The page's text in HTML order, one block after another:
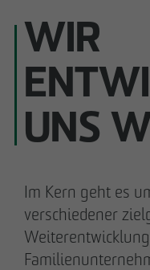
Carsten Henzel
Ilka Thomsen
WIR
UNS
Im Kern geht es
verschiedener